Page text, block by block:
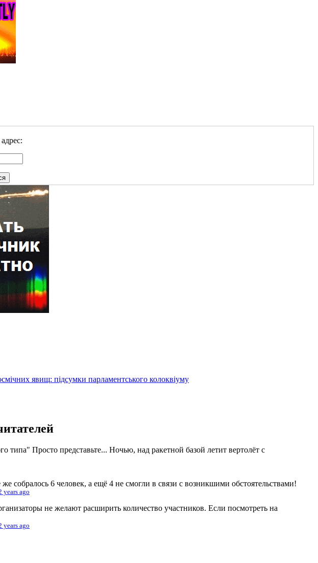
явищ: підсумки парламентського колоквіуму
типа" Просто представьте... Ночью, над ракетной базой летит вертолёт с
собралось 6 человек, а ещё 4 не смогли в связи с возникшими обстоятельствами!
years ago
не желают расширить количество участников. Если посмотреть на
years ago